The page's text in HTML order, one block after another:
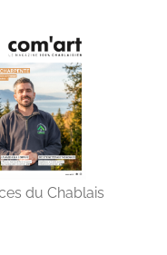
du Chablais